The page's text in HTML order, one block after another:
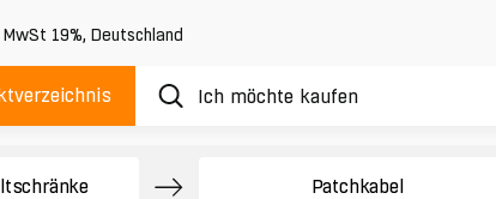
19%, Deutschland
Patchkabel